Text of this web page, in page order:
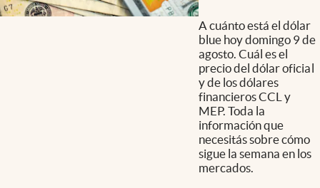
A cuánto está el dólar
blue hoy domingo 9 de
agosto. Cuál es el
precio del dólar oficial
y de los dólares
financieros CCL y
MEP. Toda la
información que
necesitás sobre cómo
sigue la semana en los
mercados.